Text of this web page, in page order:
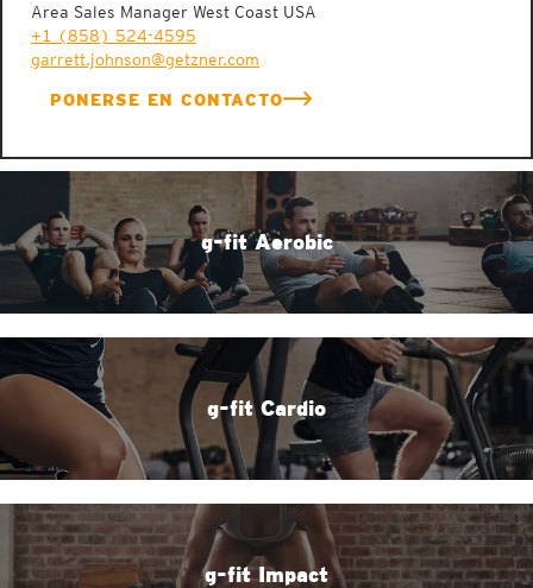
Area Sales Manager West Coast USA
+1 (858) 524-4595
garrett.johnson@getzner.com
PONERSE EN CONTACTO
g-fit Aerobic
g-fit Cardio
g-fit Impact